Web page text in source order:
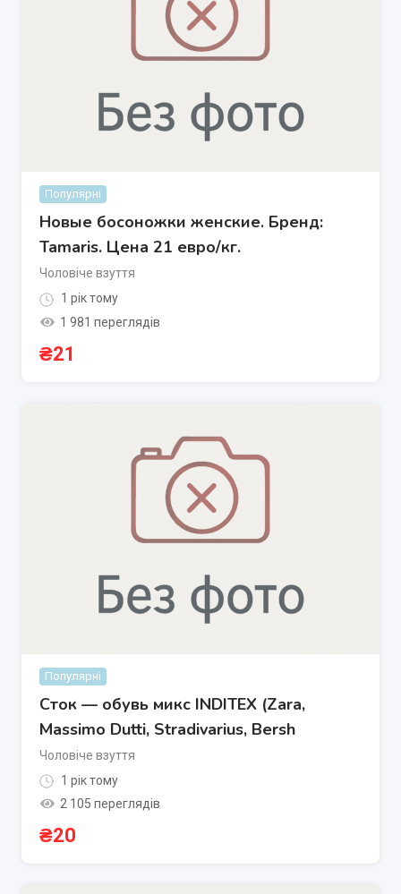
Популярні
Новые босоножки женские. Бренд:
Таmаris. Цена 21 евро/кг.
Чоловіче взуття
1 рік тому
1 981 переглядів
₴21
Популярні
Сток — обувь микс INDITEX (Zara,
Massimo Dutti, Stradivarius, Bersh
Чоловіче взуття
1 рік тому
2 105 переглядів
₴20